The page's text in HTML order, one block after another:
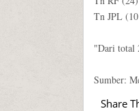
Tn JPL
"Dari total
Sumber:
Share